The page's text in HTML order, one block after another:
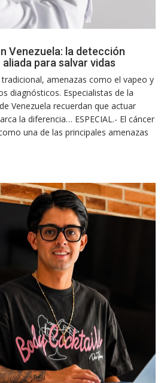
Venezuela: la detección
para salvar vidas
amenazas como el vapeo y
diagnósticos. Especialistas de la
Venezuela recuerdan que actuar
la diferencia… ESPECIAL.- El cáncer
una de las principales amenazas